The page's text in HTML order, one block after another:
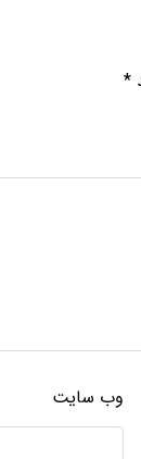
*
وب‌ سایت